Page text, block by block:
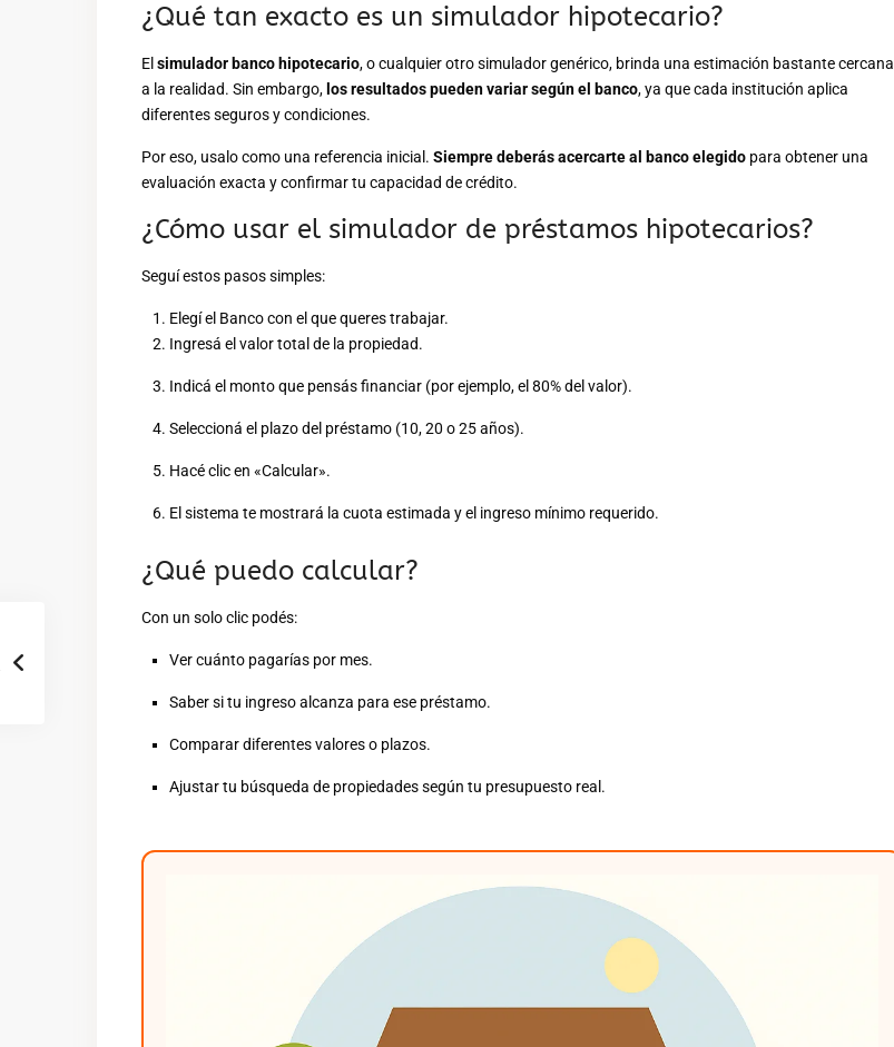
¿Qué tan exacto es un simulador hipotecario?
El simulador banco hipotecario, o cualquier otro simulador genérico, brinda una estimación bastante cercana
a la realidad. Sin embargo, los resultados pueden variar según el banco, ya que cada institución aplica
diferentes seguros y condiciones.
Por eso, usalo como una referencia inicial. Siempre deberás acercarte al banco elegido para obtener una
evaluación exacta y confirmar tu capacidad de crédito.
¿Cómo usar el simulador de préstamos hipotecarios?
Seguí estos pasos simples:
Elegí el Banco con el que queres trabajar.
Ingresá el valor total de la propiedad.
Indicá el monto que pensás financiar (por ejemplo, el 80% del valor).
Seleccioná el plazo del préstamo (10, 20 o 25 años).
Hacé clic en «Calcular».
El sistema te mostrará la cuota estimada y el ingreso mínimo requerido.
¿Qué puedo calcular?
Con un solo clic podés:
Ver cuánto pagarías por mes.
Saber si tu ingreso alcanza para ese préstamo.
Comparar diferentes valores o plazos.
Ajustar tu búsqueda de propiedades según tu presupuesto real.